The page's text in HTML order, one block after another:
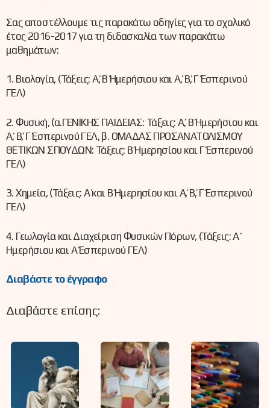
Σας αποστέλλουμε τις παρακάτω οδηγίες για το σχολικό
έτος 2016-2017 για τη διδασκαλία των παρακάτω
μαθημάτων:
1. Βιολογία, (Τάξεις: Α΄, Β΄ Ημερήσιου και Α΄, Β΄, Γ΄ Εσπερινού
ΓΕΛ)
2. Φυσική, (α.ΓΕΝΙΚΗΣ ΠΑΙΔΕΙΑΣ: Τάξεις: Α΄, Β΄ Ημερήσιου και
Α΄, Β΄, Γ΄ Εσπερινού ΓΕΛ, β. ΟΜΑΔΑΣ ΠΡΟΣΑΝΑΤΟΛΙΣΜΟΥ
ΘΕΤΙΚΩΝ ΣΠΟΥΔΩΝ: Τάξεις: Β΄ Ημερησίου και Γ΄ Εσπερινού
ΓΕΛ)
3. Χημεία, (Τάξεις: Α΄ και Β΄ Ημερησίου και Α΄, Β΄, Γ΄ Εσπερινού
ΓΕΛ)
4. Γεωλογία και Διαχείριση Φυσικών Πόρων, (Τάξεις: Α΄
Ημερήσιου και Α΄ Εσπερινού ΓΕΛ)
Διαβάστε το έγγραφο
Διαβάστε επίσης: